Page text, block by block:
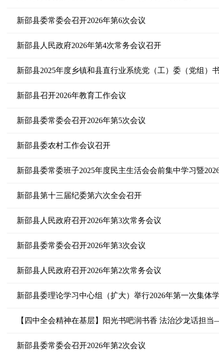
新邵县委常委会召开2026年第6次会议
新邵县人民政府2026年第4次常务会议召开
新邵县2025年度乡镇和县直行业系统党（工）委（党组）
新邵县召开2026年教育工作会议
新邵县委常委会召开2026年第5次会议
新邵县委农村工作会议召开
新邵县第十三届纪委第六次全会召开
新邵县人民政府召开2026年第3次常务会议
新邵县委常委会召开2026年第3次会议
新邵县人民政府召开2026年第2次常务会议
新邵县委理论学习中心组（扩大）举行2026年第一次集体
新邵县委常委会召开2026年第2次会议